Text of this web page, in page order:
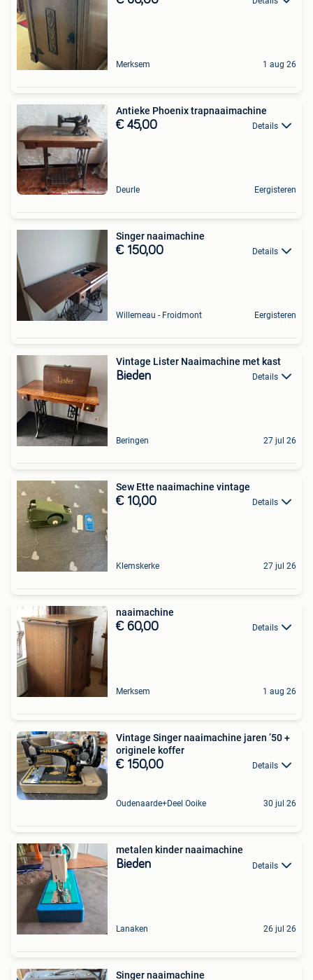
Merksem 1 aug 26
Antieke Phoenix trapnaaimachine
€ 45,00 Details
Deurle Eergisteren
Singer naaimachine
€ 150,00 Details
Willemeau - Froidmont Eergisteren
Vintage Lister Naaimachine met kast
Bieden Details
Beringen 27 jul 26
Sew Ette naaimachine vintage
€ 10,00 Details
Klemskerke 27 jul 26
naaimachine
€ 60,00 Details
Merksem 1 aug 26
Vintage Singer naaimachine jaren ’50 +
originele koffer
€ 150,00 Details
Oudenaarde+Deel Ooike 30 jul 26
metalen kinder naaimachine
Bieden Details
Lanaken 26 jul 26
Singer naaimachine